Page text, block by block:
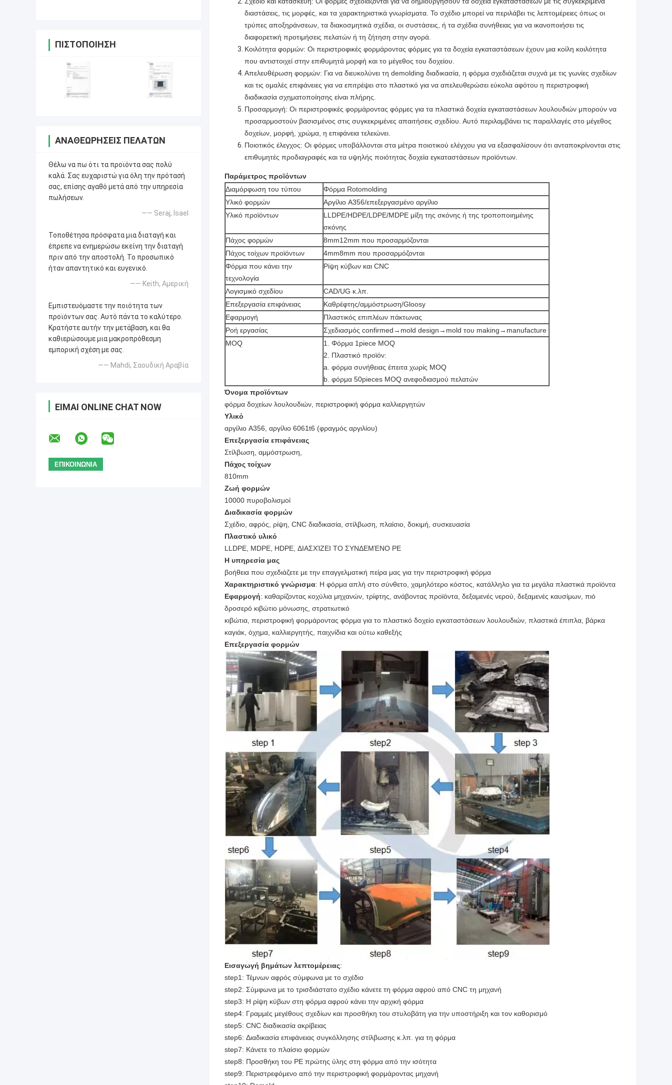
ΠΙΣΤΟΠΟΊΗΣΗ
ΑΝΑΘΕΩΡΉΣΕΙΣ ΠΕΛΑΤΏΝ
Θέλω να πω ότι τα προϊόντα σας πολύ
καλά. Σας ευχαριστώ για όλη την πρότασή
σας, επίσης αγαθό μετά από την υπηρεσία
πωλήσεων.
—— Seraj, Isael
Τοποθέτησα πρόσφατα μια διαταγή και
έπρεπε να ενημερώσω εκείνη την διαταγή
πριν από την αποστολή. Το προσωπικό
ήταν απαντητικό και ευγενικό.
—— Keith, Αμερική
Εμπιστευόμαστε την ποιότητα των
προϊόντων σας. Αυτό πάντα το καλύτερο.
Κρατήστε αυτήν την μετάβαση, και θα
καθιερώσουμε μια μακροπρόθεσμη
εμπορική σχέση με σας.
—— Mahdi, Σαουδική Αραβία
ΕΊΜΑΙ ONLINE CHAT NOW
διαστάσεις, τις μορφές, και τα χαρακτηριστικά γνωρίσματα. Το σχέδιο μπορεί να περιλάβει τις λεπτομέρειες όπως οι
τρύπες αποξηράνσεων, τα διακοσμητικά σχέδια, οι συστάσεις, ή τα σχέδια συνήθειας για να ικανοποιήσει τις
διαφορετική προτιμήσεις πελατών ή τη ζήτηση στην αγορά.
Κοιλότητα φορμών: Οι περιστροφικές φορμάροντας φόρμες για τα δοχεία εγκαταστάσεων έχουν μια κοίλη κοιλότητα
που αντιστοιχεί στην επιθυμητά μορφή και το μέγεθος του δοχείου.
Απελευθέρωση φορμών: Για να διευκολύνει τη demolding διαδικασία, η φόρμα σχεδιάζεται συχνά με τις γωνίες σχεδίων
και τις ομαλές επιφάνειες για να επιτρέψει στο πλαστικό για να απελευθερώσει εύκολα αφότου η περιστροφική
διαδικασία σχηματοποίησης είναι πλήρης.
Προσαρμογή: Οι περιστροφικές φορμάροντας φόρμες για τα πλαστικά δοχεία εγκαταστάσεων λουλουδιών μπορούν να
προσαρμοστούν βασισμένος στις συγκεκριμένες απαιτήσεις σχεδίου. Αυτό περιλαμβάνει τις παραλλαγές στο μέγεθος
δοχείων, μορφή, χρώμα, η επιφάνεια τελειώνει.
Ποιοτικός έλεγχος: Οι φόρμες υποβάλλονται στα μέτρα ποιοτικού ελέγχου για να εξασφαλίσουν ότι ανταποκρίνονται στις
επιθυμητές προδιαγραφές και τα υψηλής ποιότητας δοχεία εγκαταστάσεων προϊόντων.
Παράμετρος προϊόντων
Διαμόρφωση του τύπου
Φόρμα Rotomolding
Υλικό φορμών
Αργίλιο A356/επεξεργασμένο αργίλιο
Υλικό προϊόντων
LLDPE/HDPE/LDPE/MDPE μίξη της σκόνης ή της τροποποιημένης
σκόνης
Πάχος φορμών
8mm12mm που προσαρμόζονται
Πάχος τοίχων προϊόντων
4mm8mm που προσαρμόζονται
Φόρμα που κάνει την
τεχνολογία
Ρίψη κύβων και CNC
Λογισμικό σχεδίου
CAD/UG κ.λπ.
Επεξεργασία επιφάνειας
Καθρέφτης/αμμόστρωση/Gloosy
Εφαρμογή
Πλαστικός επιπλέων πάκτωνας
Ροή εργασίας
Σχεδιασμός confirmed→mold design→mold του making→manufacture
MOQ
1. Φόρμα 1piece MOQ
2. Πλαστικό προϊόν:
a. φόρμα συνήθειας έπειτα χωρίς MOQ
b. φόρμα 50pieces MOQ ανεφοδιασμού πελατών
Όνομα προϊόντων
φόρμα δοχείων λουλουδιών, περιστροφική φόρμα καλλιεργητών
Υλικό
αργίλιο A356, αργίλιο 6061t6 (φραγμός αργιλίου)
Επεξεργασία επιφάνειας
Στίλβωση, αμμόστρωση,
Πάχος τοίχων
810mm
Ζωή φορμών
10000 πυροβολισμοί
Διαδικασία φορμών
Σχέδιο, αφρός, ρίψη, CNC διαδικασία, στίλβωση, πλαίσιο, δοκιμή, συσκευασία
Πλαστικό υλικό
LLDPE, MDPE, HDPE, ΔΙΑΣΧΊΖΕΙ ΤΟ ΣΥΝΔΕΜΈΝΟ PE
Η υπηρεσία μας
βοήθεια που σχεδιάζετε με την επαγγελματική πείρα μας για την περιστροφική φόρμα
Χαρακτηριστικό γνώρισμα: Η φόρμα απλή στο σύνθετο, χαμηλότερο κόστος, κατάλληλο για τα μεγάλα πλαστικά προϊόντα
Εφαρμογή: καθαρίζοντας κοχύλια μηχανών, τρίφτης, ανάβοντας προϊόντα, δεξαμενές νερού, δεξαμενές καυσίμων, πιό
δροσερό κιβώτιο μόνωσης, στρατιωτικό
κιβώτια, περιστροφική φορμάροντας φόρμα για το πλαστικό δοχείο εγκαταστάσεων λουλουδιών, πλαστικά έπιπλα, βάρκα
καγιάκ, όχημα, καλλιεργητής, παιχνίδια και ούτω καθεξής
Επεξεργασία φορμών
Εισαγωγή βημάτων λεπτομέρειας:
step1: Τέμνων αφρός σύμφωνα με το σχέδιο
step2: Σύμφωνα με το τρισδιάστατο σχέδιο κάνετε τη φόρμα αφρού από CNC τη μηχανή
step3: Η ρίψη κύβων στη φόρμα αφρού κάνει την αρχική φόρμα
step4: Γραμμές μεγέθους σχεδίων και προσθήκη του στυλοβάτη για την υποστήριξη και τον καθορισμό
step5: CNC διαδικασία ακρίβειας
step6: Διαδικασία επιφάνειας συγκόλλησης στίλβωσης κ.λπ. για τη φόρμα
step7: Κάνετε το πλαίσιο φορμών
step8: Προσθήκη του PE πρώτης ύλης στη φόρμα από την ισότητα
step9: Περιστρεφόμενο από την περιστροφική φορμάροντας μηχανή